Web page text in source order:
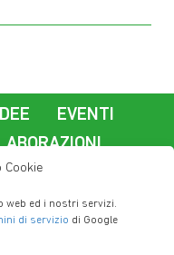
Cookie
web ed i nostri servizi.
di servizio di Google
EVENTI
Contatti